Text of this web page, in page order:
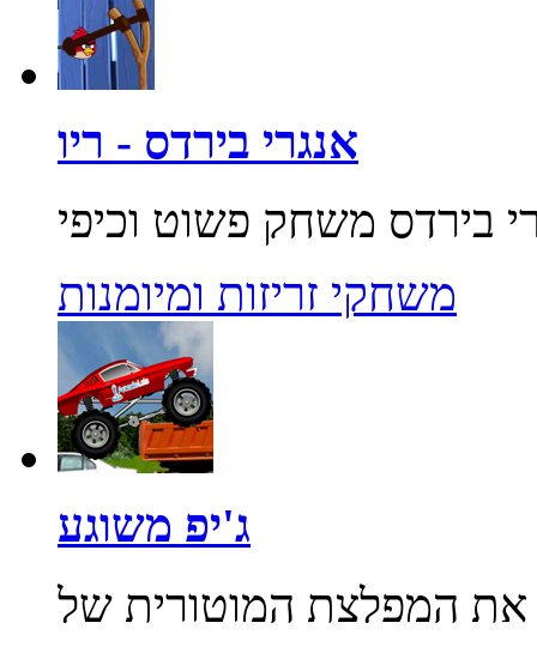
אנגרי בירדס - ריו
משחקי זריזות ומיומנות
ג'יפ משוגע